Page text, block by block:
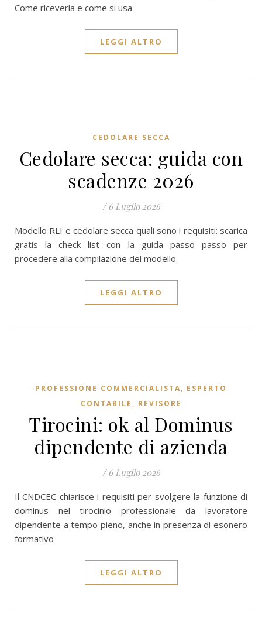
Come riceverla e come si usa
LEGGI ALTRO
CEDOLARE SECCA
Cedolare secca: guida con
scadenze 2026
/ 6 Luglio 2026
Modello RLI e cedolare secca quali sono i requisiti: scarica
gratis la check list con la guida passo passo per
procedere alla compilazione del modello
LEGGI ALTRO
PROFESSIONE COMMERCIALISTA, ESPERTO
CONTABILE, REVISORE
Tirocini: ok al Dominus
dipendente di azienda
/ 6 Luglio 2026
Il CNDCEC chiarisce i requisiti per svolgere la funzione di
dominus nel tirocinio professionale da lavoratore
dipendente a tempo pieno, anche in presenza di esonero
formativo
LEGGI ALTRO